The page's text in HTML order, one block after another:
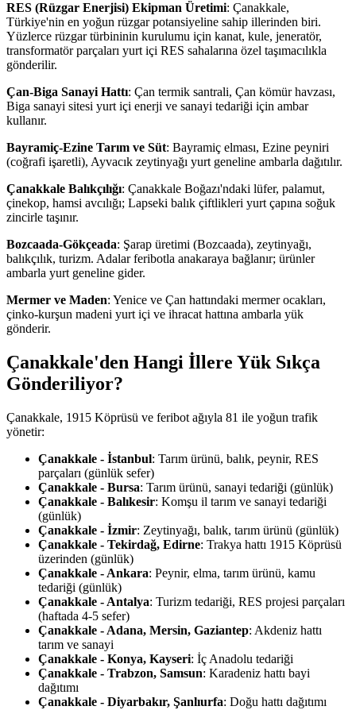
RES (Rüzgar Enerjisi) Ekipman Üretimi: Çanakkale,
Türkiye'nin en yoğun rüzgar potansiyeline sahip illerinden biri.
Yüzlerce rüzgar türbininin kurulumu için kanat, kule, jeneratör,
transformatör parçaları yurt içi RES sahalarına özel taşımacılıkla
gönderilir.
Çan-Biga Sanayi Hattı: Çan termik santrali, Çan kömür havzası,
Biga sanayi sitesi yurt içi enerji ve sanayi tedariği için ambar
kullanır.
Bayramiç-Ezine Tarım ve Süt: Bayramiç elması, Ezine peyniri
(coğrafi işaretli), Ayvacık zeytinyağı yurt geneline ambarla dağıtılır.
Çanakkale Balıkçılığı: Çanakkale Boğazı'ndaki lüfer, palamut,
çinekop, hamsi avcılığı; Lapseki balık çiftlikleri yurt çapına soğuk
zincirle taşınır.
Bozcaada-Gökçeada: Şarap üretimi (Bozcaada), zeytinyağı,
balıkçılık, turizm. Adalar feribotla anakaraya bağlanır; ürünler
ambarla yurt geneline gider.
Mermer ve Maden: Yenice ve Çan hattındaki mermer ocakları,
çinko-kurşun madeni yurt içi ve ihracat hattına ambarla yük
gönderir.
Çanakkale'den Hangi İllere Yük Sıkça
Gönderiliyor?
Çanakkale, 1915 Köprüsü ve feribot ağıyla 81 ile yoğun trafik
yönetir:
Çanakkale - İstanbul: Tarım ürünü, balık, peynir, RES
parçaları (günlük sefer)
Çanakkale - Bursa: Tarım ürünü, sanayi tedariği (günlük)
Çanakkale - Balıkesir: Komşu il tarım ve sanayi tedariği
(günlük)
Çanakkale - İzmir: Zeytinyağı, balık, tarım ürünü (günlük)
Çanakkale - Tekirdağ, Edirne: Trakya hattı 1915 Köprüsü
üzerinden (günlük)
Çanakkale - Ankara: Peynir, elma, tarım ürünü, kamu
tedariği (günlük)
Çanakkale - Antalya: Turizm tedariği, RES projesi parçaları
(haftada 4-5 sefer)
Çanakkale - Adana, Mersin, Gaziantep: Akdeniz hattı
tarım ve sanayi
Çanakkale - Konya, Kayseri: İç Anadolu tedariği
Çanakkale - Trabzon, Samsun: Karadeniz hattı bayi
dağıtımı
Çanakkale - Diyarbakır, Şanlıurfa: Doğu hattı dağıtımı